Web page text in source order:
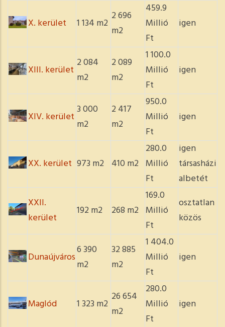
X. kerület 1 134 m2
2 696
m2
459.9
Millió
Ft
igen
XIII. kerület
2 084
m2
2 089
m2
1 100.0
Millió
Ft
igen
XIV. kerület
3 000
m2
2 417
m2
950.0
Millió
Ft
igen
XX. kerület 973 m2 410 m2
280.0
Millió
Ft
igen
társasházi
albetét
XXII.
kerület
192 m2 268 m2
169.0
Millió
Ft
osztatlan
közös
Dunaújváros
6 390
m2
32 885
m2
1 404.0
Millió
Ft
igen
Maglód 1 323 m2
26 654
m2
280.0
Millió
Ft
igen